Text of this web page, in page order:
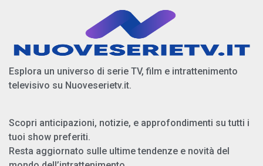
Esplora un universo di serie TV, film e intrattenimento
televisivo su Nuoveserietv.it.
Scopri anticipazioni, notizie, e approfondimenti su tutti i
tuoi show preferiti.
Resta aggiornato sulle ultime tendenze e novità del